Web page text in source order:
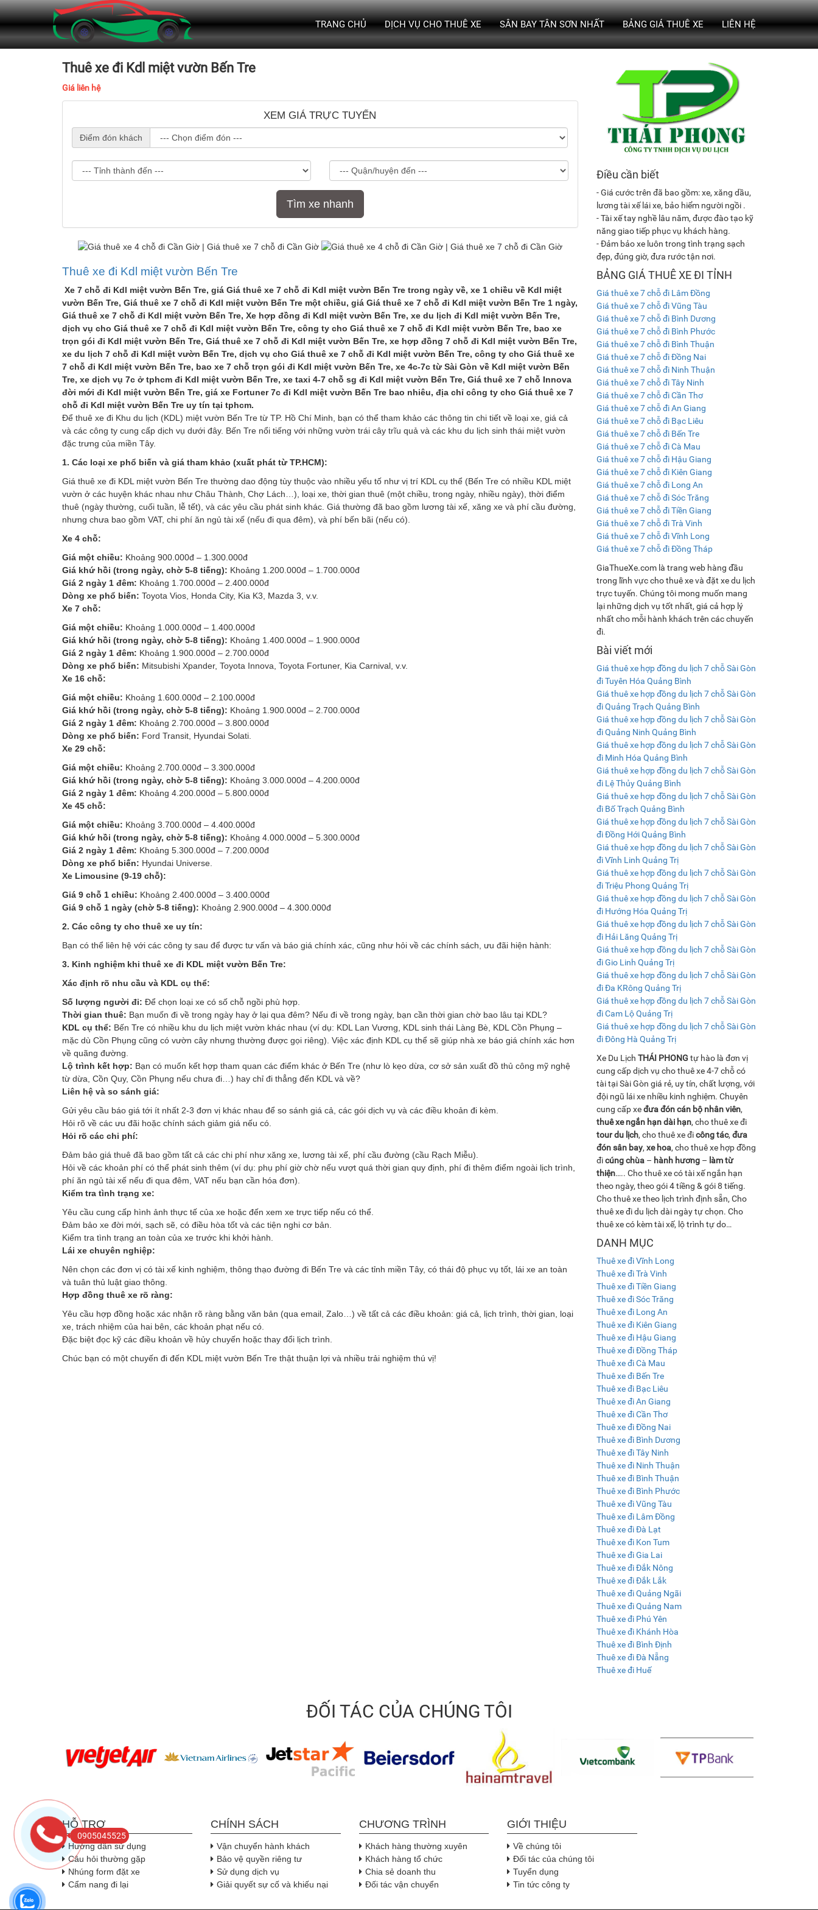
TRANG CHỦ DỊCH VỤ CHO THUÊ XE SÂN BAY TÂN SƠN NHẤT BẢNG GIÁ THUÊ XE LIÊN HỆ
Thuê xe đi Kdl miệt vườn Bến Tre
Giá liên hệ
XEM GIÁ TRỰC TUYẾN
Điểm đón khách
Tìm xe nhanh
Thuê xe đi Kdl miệt vườn Bến Tre
Xe 7 chỗ đi Kdl miệt vườn Bến Tre, giá Giá thuê xe 7 chỗ đi Kdl miệt vườn Bến Tre trong ngày về, xe 1 chiều về Kdl miệt
vườn Bến Tre, Giá thuê xe 7 chỗ đi Kdl miệt vườn Bến Tre một chiều, giá Giá thuê xe 7 chỗ đi Kdl miệt vườn Bến Tre 1 ngày,
Giá thuê xe 7 chỗ đi Kdl miệt vườn Bến Tre, Xe hợp đồng đi Kdl miệt vườn Bến Tre, xe du lịch đi Kdl miệt vườn Bến Tre,
dịch vụ cho Giá thuê xe 7 chỗ đi Kdl miệt vườn Bến Tre, công ty cho Giá thuê xe 7 chỗ đi Kdl miệt vườn Bến Tre, bao xe
trọn gói đi Kdl miệt vườn Bến Tre, Giá thuê xe 7 chỗ đi Kdl miệt vườn Bến Tre, xe hợp đồng 7 chỗ đi Kdl miệt vườn Bến Tre,
xe du lịch 7 chỗ đi Kdl miệt vườn Bến Tre, dịch vụ cho Giá thuê xe 7 chỗ đi Kdl miệt vườn Bến Tre, công ty cho Giá thuê xe
7 chỗ đi Kdl miệt vườn Bến Tre, bao xe 7 chỗ trọn gói đi Kdl miệt vườn Bến Tre, xe 4c-7c từ Sài Gòn về Kdl miệt vườn Bến
Tre, xe dịch vụ 7c ở tphcm đi Kdl miệt vườn Bến Tre, xe taxi 4-7 chỗ sg đi Kdl miệt vườn Bến Tre, Giá thuê xe 7 chỗ Innova
đời mới đi Kdl miệt vườn Bến Tre, giá xe Fortuner 7c đi Kdl miệt vườn Bến Tre bao nhiêu, địa chỉ công ty cho Giá thuê xe 7
chỗ đi Kdl miệt vườn Bến Tre uy tín tại tphcm.
Để thuê xe đi Khu du lịch (KDL) miệt vườn Bến Tre từ TP. Hồ Chí Minh, bạn có thể tham khảo các thông tin chi tiết về loại xe, giá cả
và các công ty cung cấp dịch vụ dưới đây. Bến Tre nổi tiếng với những vườn trái cây trĩu quả và các khu du lịch sinh thái miệt vườn
đặc trưng của miền Tây.
1. Các loại xe phổ biến và giá tham khảo (xuất phát từ TP.HCM):
Giá thuê xe đi KDL miệt vườn Bến Tre thường dao động tùy thuộc vào nhiều yếu tố như vị trí KDL cụ thể (Bến Tre có nhiều KDL miệt
vườn ở các huyện khác nhau như Châu Thành, Chợ Lách…), loại xe, thời gian thuê (một chiều, trong ngày, nhiều ngày), thời điểm
thuê (ngày thường, cuối tuần, lễ tết), và các yêu cầu phát sinh khác. Giá thường đã bao gồm lương tài xế, xăng xe và phí cầu đường,
nhưng chưa bao gồm VAT, chi phí ăn ngủ tài xế (nếu đi qua đêm), và phí bến bãi (nếu có).
Xe 4 chỗ:
Giá một chiều: Khoảng 900.000đ – 1.300.000đ
Giá khứ hồi (trong ngày, chờ 5-8 tiếng): Khoảng 1.200.000đ – 1.700.000đ
Giá 2 ngày 1 đêm: Khoảng 1.700.000đ – 2.400.000đ
Dòng xe phổ biến: Toyota Vios, Honda City, Kia K3, Mazda 3, v.v.
Xe 7 chỗ:
Giá một chiều: Khoảng 1.000.000đ – 1.400.000đ
Giá khứ hồi (trong ngày, chờ 5-8 tiếng): Khoảng 1.400.000đ – 1.900.000đ
Giá 2 ngày 1 đêm: Khoảng 1.900.000đ – 2.700.000đ
Dòng xe phổ biến: Mitsubishi Xpander, Toyota Innova, Toyota Fortuner, Kia Carnival, v.v.
Xe 16 chỗ:
Giá một chiều: Khoảng 1.600.000đ – 2.100.000đ
Giá khứ hồi (trong ngày, chờ 5-8 tiếng): Khoảng 1.900.000đ – 2.700.000đ
Giá 2 ngày 1 đêm: Khoảng 2.700.000đ – 3.800.000đ
Dòng xe phổ biến: Ford Transit, Hyundai Solati.
Xe 29 chỗ:
Giá một chiều: Khoảng 2.700.000đ – 3.300.000đ
Giá khứ hồi (trong ngày, chờ 5-8 tiếng): Khoảng 3.000.000đ – 4.200.000đ
Giá 2 ngày 1 đêm: Khoảng 4.200.000đ – 5.800.000đ
Xe 45 chỗ:
Giá một chiều: Khoảng 3.700.000đ – 4.400.000đ
Giá khứ hồi (trong ngày, chờ 5-8 tiếng): Khoảng 4.000.000đ – 5.300.000đ
Giá 2 ngày 1 đêm: Khoảng 5.300.000đ – 7.200.000đ
Dòng xe phổ biến: Hyundai Universe.
Xe Limousine (9-19 chỗ):
Giá 9 chỗ 1 chiều: Khoảng 2.400.000đ – 3.400.000đ
Giá 9 chỗ 1 ngày (chờ 5-8 tiếng): Khoảng 2.900.000đ – 4.300.000đ
2. Các công ty cho thuê xe uy tín:
Bạn có thể liên hệ với các công ty sau để được tư vấn và báo giá chính xác, cũng như hỏi về các chính sách, ưu đãi hiện hành:
3. Kinh nghiệm khi thuê xe đi KDL miệt vườn Bến Tre:
Xác định rõ nhu cầu và KDL cụ thể:
Số lượng người đi: Để chọn loại xe có số chỗ ngồi phù hợp.
Thời gian thuê: Bạn muốn đi về trong ngày hay ở lại qua đêm? Nếu đi về trong ngày, bạn cần thời gian chờ bao lâu tại KDL?
KDL cụ thể: Bến Tre có nhiều khu du lịch miệt vườn khác nhau (ví dụ: KDL Lan Vương, KDL sinh thái Làng Bè, KDL Cồn Phụng –
mặc dù Cồn Phụng cũng có vườn cây nhưng thường được gọi riêng). Việc xác định KDL cụ thể sẽ giúp nhà xe báo giá chính xác hơn
về quãng đường.
Lộ trình kết hợp: Bạn có muốn kết hợp tham quan các điểm khác ở Bến Tre (như lò kẹo dừa, cơ sở sản xuất đồ thủ công mỹ nghệ
từ dừa, Cồn Quy, Cồn Phụng nếu chưa đi…) hay chỉ đi thẳng đến KDL và về?
Liên hệ và so sánh giá:
Gửi yêu cầu báo giá tới ít nhất 2-3 đơn vị khác nhau để so sánh giá cả, các gói dịch vụ và các điều khoản đi kèm.
Hỏi rõ về các ưu đãi hoặc chính sách giảm giá nếu có.
Hỏi rõ các chi phí:
Đảm bảo giá thuê đã bao gồm tất cả các chi phí như xăng xe, lương tài xế, phí cầu đường (cầu Rạch Miễu).
Hỏi về các khoản phí có thể phát sinh thêm (ví dụ: phụ phí giờ chờ nếu vượt quá thời gian quy định, phí đi thêm điểm ngoài lịch trình,
phí ăn ngủ tài xế nếu đi qua đêm, VAT nếu bạn cần hóa đơn).
Kiểm tra tình trạng xe:
Yêu cầu cung cấp hình ảnh thực tế của xe hoặc đến xem xe trực tiếp nếu có thể.
Đảm bảo xe đời mới, sạch sẽ, có điều hòa tốt và các tiện nghi cơ bản.
Kiểm tra tình trạng an toàn của xe trước khi khởi hành.
Lái xe chuyên nghiệp:
Nên chọn các đơn vị có tài xế kinh nghiệm, thông thạo đường đi Bến Tre và các tỉnh miền Tây, có thái độ phục vụ tốt, lái xe an toàn
và tuân thủ luật giao thông.
Hợp đồng thuê xe rõ ràng:
Yêu cầu hợp đồng hoặc xác nhận rõ ràng bằng văn bản (qua email, Zalo…) về tất cả các điều khoản: giá cả, lịch trình, thời gian, loại
xe, trách nhiệm của hai bên, các khoản phạt nếu có.
Đặc biệt đọc kỹ các điều khoản về hủy chuyến hoặc thay đổi lịch trình.
Chúc bạn có một chuyến đi đến KDL miệt vườn Bến Tre thật thuận lợi và nhiều trải nghiệm thú vị!
Điều cần biết
- Giá cước trên đã bao gồm: xe, xăng dầu,
lương tài xế lái xe, bảo hiểm người ngồi .
- Tài xế tay nghề lâu năm, được đào tạo kỹ
năng giao tiếp phục vụ khách hàng.
- Đảm bảo xe luôn trong tình trạng sạch
đẹp, đúng giờ, đưa rước tận nơi.
BẢNG GIÁ THUÊ XE ĐI TỈNH
Giá thuê xe 7 chỗ đi Lâm Đồng
Giá thuê xe 7 chỗ đi Vũng Tàu
Giá thuê xe 7 chỗ đi Bình Dương
Giá thuê xe 7 chỗ đi Bình Phước
Giá thuê xe 7 chỗ đi Bình Thuận
Giá thuê xe 7 chỗ đi Đồng Nai
Giá thuê xe 7 chỗ đi Ninh Thuận
Giá thuê xe 7 chỗ đi Tây Ninh
Giá thuê xe 7 chỗ đi Cần Thơ
Giá thuê xe 7 chỗ đi An Giang
Giá thuê xe 7 chỗ đi Bạc Liêu
Giá thuê xe 7 chỗ đi Bến Tre
Giá thuê xe 7 chỗ đi Cà Mau
Giá thuê xe 7 chỗ đi Hậu Giang
Giá thuê xe 7 chỗ đi Kiên Giang
Giá thuê xe 7 chỗ đi Long An
Giá thuê xe 7 chỗ đi Sóc Trăng
Giá thuê xe 7 chỗ đi Tiền Giang
Giá thuê xe 7 chỗ đi Trà Vinh
Giá thuê xe 7 chỗ đi Vĩnh Long
Giá thuê xe 7 chỗ đi Đồng Tháp
GiaThueXe.com là trang web hàng đầu
trong lĩnh vực cho thuê xe và đặt xe du lịch
trực tuyến. Chúng tôi mong muốn mang
lại những dịch vụ tốt nhất, giá cả hợp lý
nhất cho mỗi hành khách trên các chuyến
đi.
Bài viết mới
Giá thuê xe hợp đồng du lịch 7 chỗ Sài Gòn
đi Tuyên Hóa Quảng Bình
Giá thuê xe hợp đồng du lịch 7 chỗ Sài Gòn
đi Quảng Trạch Quảng Bình
Giá thuê xe hợp đồng du lịch 7 chỗ Sài Gòn
đi Quảng Ninh Quảng Bình
Giá thuê xe hợp đồng du lịch 7 chỗ Sài Gòn
đi Minh Hóa Quảng Bình
Giá thuê xe hợp đồng du lịch 7 chỗ Sài Gòn
đi Lệ Thủy Quảng Bình
Giá thuê xe hợp đồng du lịch 7 chỗ Sài Gòn
đi Bố Trạch Quảng Bình
Giá thuê xe hợp đồng du lịch 7 chỗ Sài Gòn
đi Đồng Hới Quảng Bình
Giá thuê xe hợp đồng du lịch 7 chỗ Sài Gòn
đi Vĩnh Linh Quảng Trị
Giá thuê xe hợp đồng du lịch 7 chỗ Sài Gòn
đi Triệu Phong Quảng Trị
Giá thuê xe hợp đồng du lịch 7 chỗ Sài Gòn
đi Hướng Hóa Quảng Trị
Giá thuê xe hợp đồng du lịch 7 chỗ Sài Gòn
đi Hải Lăng Quảng Trị
Giá thuê xe hợp đồng du lịch 7 chỗ Sài Gòn
đi Gio Linh Quảng Trị
Giá thuê xe hợp đồng du lịch 7 chỗ Sài Gòn
đi Đa KRông Quảng Trị
Giá thuê xe hợp đồng du lịch 7 chỗ Sài Gòn
đi Cam Lộ Quảng Trị
Giá thuê xe hợp đồng du lịch 7 chỗ Sài Gòn
đi Đông Hà Quảng Trị
Xe Du Lịch THÁI PHONG tự hào là đơn vị
cung cấp dịch vụ cho thuê xe 4-7 chỗ có
tài tại Sài Gòn giá rẻ, uy tín, chất lượng, với
đội ngũ lái xe nhiều kinh nghiệm. Chuyên
cung cấp xeđưa đón cán bộ nhân viên,
thuê xe ngắn hạn dài hạn, cho thuê xe đi
tour du lịch, cho thuê xe đicông tác, đưa
đón sân bay, xe hoa, cho thuê xe hợp đồng
đicúng chùa– hành hương– làm từ
thiện….. Cho thuê xe có tài xế ngắn hạn
theo ngày, theo gói 4 tiềng & gói 8 tiếng.
Cho thuê xe theo lịch trình định sẵn, Cho
thuê xe đi du lịch dài ngày tự chọn. Cho
thuê xe có kèm tài xế, lộ trình tự do…
DANH MỤC
Thuê xe đi Vĩnh Long
Thuê xe đi Trà Vinh
Thuê xe đi Tiền Giang
Thuê xe đi Sóc Trăng
Thuê xe đi Long An
Thuê xe đi Kiên Giang
Thuê xe đi Hậu Giang
Thuê xe đi Đồng Tháp
Thuê xe đi Cà Mau
Thuê xe đi Bến Tre
Thuê xe đi Bạc Liêu
Thuê xe đi An Giang
Thuê xe đi Cần Thơ
Thuê xe đi Đồng Nai
Thuê xe đi Bình Dương
Thuê xe đi Tây Ninh
Thuê xe đi Ninh Thuận
Thuê xe đi Bình Thuận
Thuê xe đi Bình Phước
Thuê xe đi Vũng Tàu
Thuê xe đi Lâm Đồng
Thuê xe đi Đà Lạt
Thuê xe đi Kon Tum
Thuê xe đi Gia Lai
Thuê xe đi Đắk Nông
Thuê xe đi Đắk Lắk
Thuê xe đi Quảng Ngãi
Thuê xe đi Quảng Nam
Thuê xe đi Phú Yên
Thuê xe đi Khánh Hòa
Thuê xe đi Bình Định
Thuê xe đi Đà Nẵng
Thuê xe đi Huế
ĐỐI TÁC CỦA CHÚNG TÔI
HỖ TRỢ
Hướng dẫn sử dụng
Câu hỏi thường gặp
Nhúng form đặt xe
Cẩm nang đi lại
CHÍNH SÁCH
Vận chuyển hành khách
Bảo vệ quyền riêng tư
Sử dụng dịch vụ
Giải quyết sự cố và khiếu nại
CHƯƠNG TRÌNH
Khách hàng thường xuyên
Khách hàng tổ chức
Chia sẻ doanh thu
Đối tác vận chuyển
GIỚI THIỆU
Về chúng tôi
Đối tác của chúng tôi
Tuyển dụng
Tin tức công ty
0905045525